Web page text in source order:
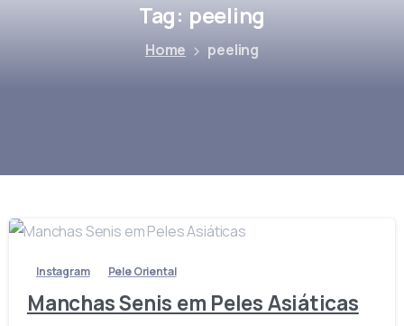
Tag: peeling
Home peeling
Instagram Pele Oriental
Manchas Senis em Peles Asiáticas